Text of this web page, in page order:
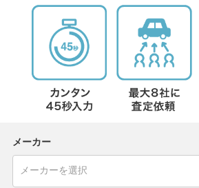
メーカー